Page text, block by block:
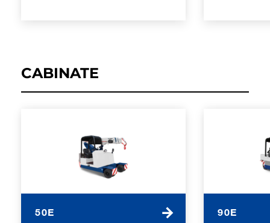
CABINATE
50E 90E